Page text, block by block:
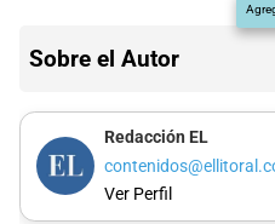
Sobre el Autor
Redacción EL
Ver Perfil